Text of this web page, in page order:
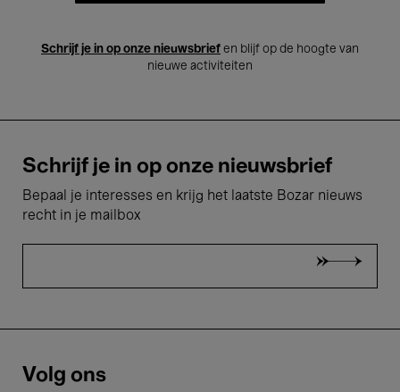
Schrijf je in op onze nieuwsbrief en blijf op de hoogte van
nieuwe activiteiten
Schrijf je in op onze nieuwsbrief
Bepaal je interesses en krijg het laatste Bozar nieuws
recht in je mailbox
Volg ons